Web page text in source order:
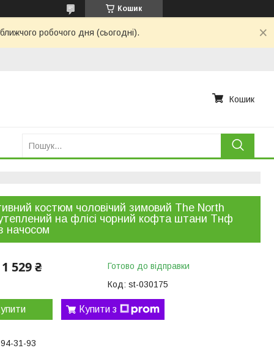
Кошик
робочого дня (сьогодні).
Кошик
костюм чоловічий зимовий The North
на флісі чорний кофта штани Тнф
начосом
1 529 ₴
Готово до відправки
Код: st-030175
Купити з
31-93